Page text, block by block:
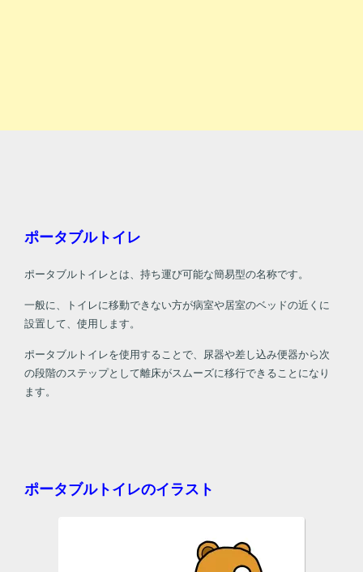
ポータブルトイレ
ポータブルトイレとは、持ち運び可能な簡易型の名称です。
一般に、トイレに移動できない方が病室や居室のベッドの近くに
設置して、使用します。
ポータブルトイレを使用することで、尿器や差し込み便器から次
の段階のステップとして離床がスムーズに移行できることになり
ます。
ポータブルトイレのイラスト